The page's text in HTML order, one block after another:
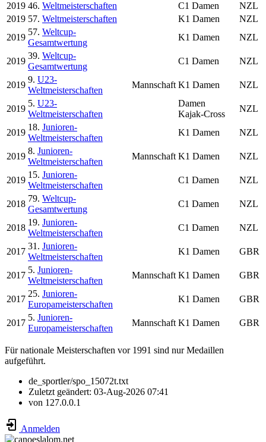
2019 46. Weltmeisterschaften C1 Damen
NZL
2019 57. Weltmeisterschaften K1 Damen
NZL
2019
57. Weltcup-
Gesamtwertung
K1 Damen NZL
2019
39. Weltcup-
Gesamtwertung
C1 Damen NZL
2019
9. U23-
Weltmeisterschaften
Mannschaft K1 Damen NZL
2019
5. U23-
Weltmeisterschaften
Damen
Kajak-Cross
NZL
2019
18. Junioren-
Weltmeisterschaften
K1 Damen NZL
2019
8. Junioren-
Weltmeisterschaften
Mannschaft K1 Damen NZL
2019
15. Junioren-
Weltmeisterschaften
C1 Damen NZL
2018
79. Weltcup-
Gesamtwertung
C1 Damen NZL
2018
19. Junioren-
Weltmeisterschaften
C1 Damen NZL
2017
31. Junioren-
Weltmeisterschaften
K1 Damen GBR
2017
5. Junioren-
Weltmeisterschaften
Mannschaft K1 Damen GBR
2017
25. Junioren-
Europameisterschaften
K1 Damen GBR
2017
5. Junioren-
Europameisterschaften
Mannschaft K1 Damen GBR
Für nationale Meisterschaften vor 1991 sind nur Medaillen
aufgeführt.
de_sportler/spo_15072t.txt
Zuletzt geändert: 03-Aug-2026 07:41
von 127.0.0.1
Anmelden